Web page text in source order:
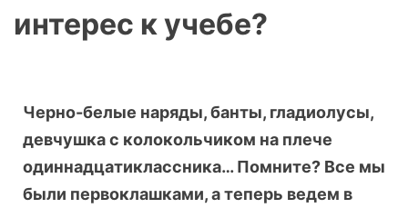
интерес к учебе?
Черно-белые наряды, банты, гладиолусы,
девчушка с колокольчиком на плече
одиннадцатиклассника… Помните? Все мы
были первоклашками, а теперь ведем в